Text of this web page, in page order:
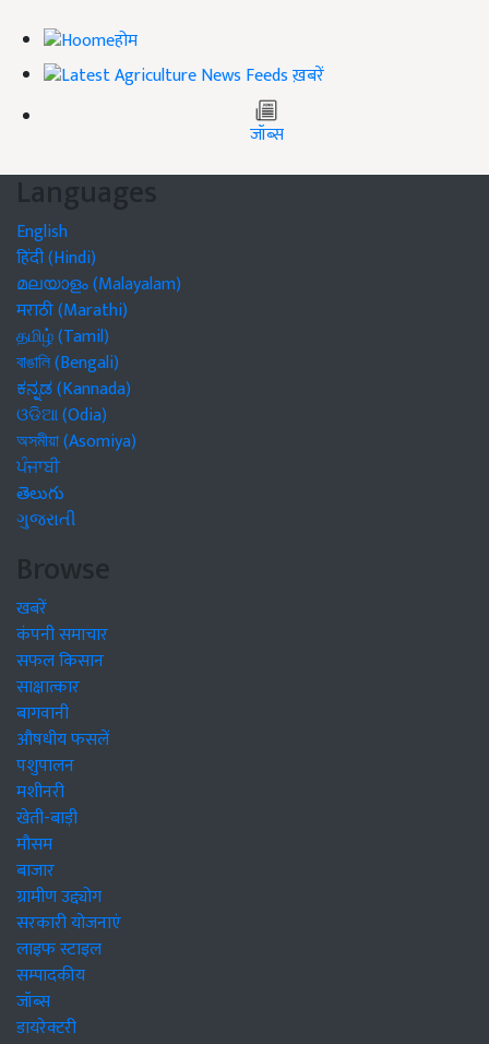
होम
ख़बरें
जॉब्स
Languages
English
हिंदी (Hindi)
മലയാളം (Malayalam)
मराठी (Marathi)
தமிழ் (Tamil)
বাঙালি (Bengali)
ಕನ್ನಡ (Kannada)
ଓଡିଆ (Odia)
অসমীয়া (Asomiya)
ਪੰਜਾਬੀ
తెలుగు
ગુજરાતી
Browse
खबरें
कंपनी समाचार
सफल किसान
साक्षात्कार
बागवानी
औषधीय फसलें
पशुपालन
मशीनरी
खेती-बाड़ी
मौसम
बाजार
ग्रामीण उद्द्योग
सरकारी योजनाएं
लाइफ स्टाइल
सम्पादकीय
जॉब्स
डायरेक्टरी